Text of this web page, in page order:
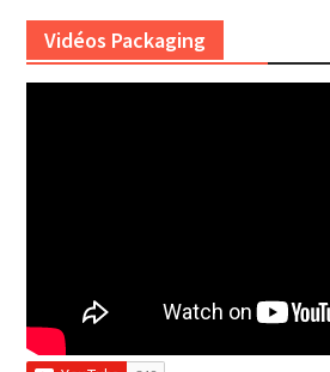
Vidéos Packaging